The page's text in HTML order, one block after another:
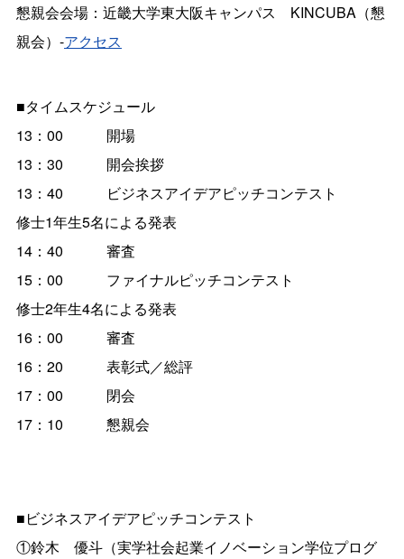
懇親会会場：近畿大学東大阪キャンパス KINCUBA（懇
親会）-アクセス
■タイムスケジュール
13：00 開場
13：30 開会挨拶
13：40 ビジネスアイデアピッチコンテスト
修士1年生5名による発表
14：40 審査
15：00 ファイナルピッチコンテスト
修士2年生4名による発表
16：00 審査
16：20 表彰式／総評
17：00 閉会
17：10 懇親会
■ビジネスアイデアピッチコンテスト
①鈴木 優斗（実学社会起業イノベーション学位プログ